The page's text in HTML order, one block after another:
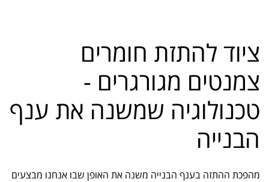
ציוד להתזת חומרים
צמנטים מגורגרים -
טכנולוגיה שמשנה את ענף
הבנייה
מהפכת ההתזה בענף הבנייה משנה את האופן שבו אנחנו מבצעים